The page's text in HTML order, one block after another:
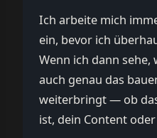
Ich arbeite mich
ein, bevor ich
Wenn ich dann
auch genau das
weiterbringt — ob
ist, dein Content